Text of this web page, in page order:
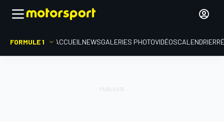
FORMULE 1 ACCUEIL NEWSGALERIES PHOTOVIDÉOSCALENDRIER